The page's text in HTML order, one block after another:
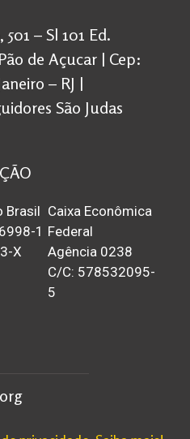
– Sl 101 Ed.
de Açucar | Cep:
– RJ |
São Judas
Brasil
1
X
Caixa Econômica
Federal
Agência 0238
C/C: 578532095-
5